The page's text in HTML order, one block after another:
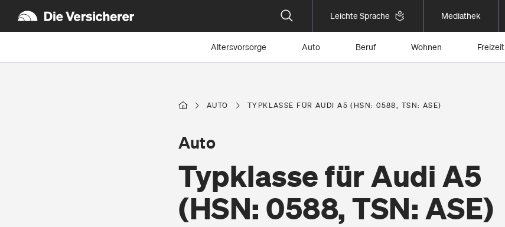
Leichte Sprache Mediathek
Altersvorsorge Auto Beruf Wohnen Freizeit
AUTO TYPKLASSE FÜR AUDI A5 (HSN: 0588, TSN: ASE)
Typklasse für Audi A5
(HSN: 0588, TSN: ASE)
Auto